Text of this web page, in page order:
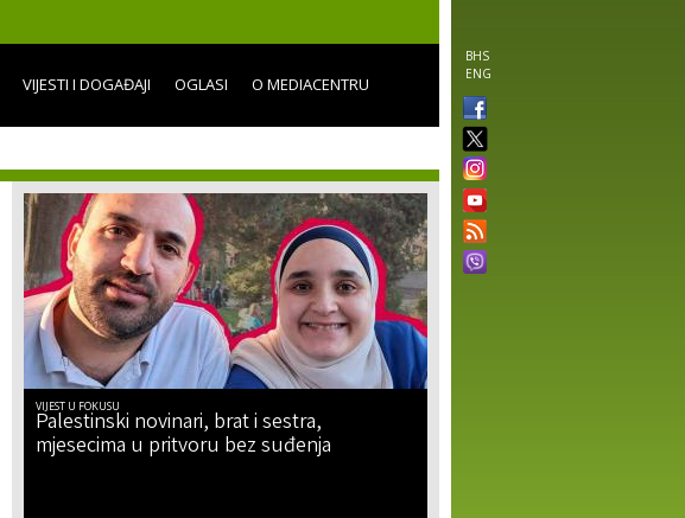
BHS
ENG
VIJESTI I DOGAĐAJI OGLASI O MEDIACENTRU
VIJEST U FOKUSU
Palestinski novinari, brat i sestra,
mjesecima u pritvoru bez suđenja